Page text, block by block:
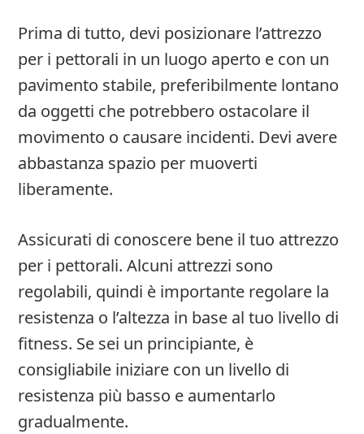
Prima di tutto, devi posizionare l’attrezzo
per i pettorali in un luogo aperto e con un
pavimento stabile, preferibilmente lontano
da oggetti che potrebbero ostacolare il
movimento o causare incidenti. Devi avere
abbastanza spazio per muoverti
liberamente.
Assicurati di conoscere bene il tuo attrezzo
per i pettorali. Alcuni attrezzi sono
regolabili, quindi è importante regolare la
resistenza o l’altezza in base al tuo livello di
fitness. Se sei un principiante, è
consigliabile iniziare con un livello di
resistenza più basso e aumentarlo
gradualmente.